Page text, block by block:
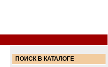
ПОИСК В КАТАЛОГЕ